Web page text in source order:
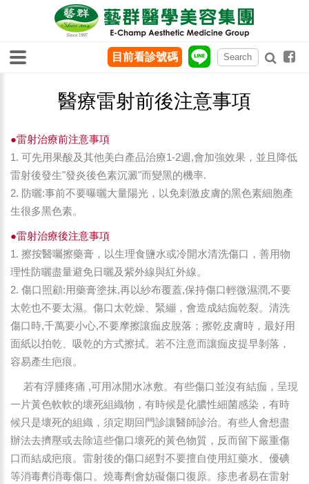
醫療雷射前後注意事項
●雷射治療前注意事項
1. 可先用果酸及其他美白產品治療1-2週,會加強效果，並且降低
雷射後發生"發炎後色素沉澱"而變黑的機率.
2. 防曬:事前不要曝曬大量陽光，以免刺激皮膚的黑色素細胞產
生很多黑色素。
●雷射治療後注意事項
1. 擦按醫囑擦藥膏，以生理食鹽水或冷開水清洗傷口，善用物
理性防曬盡量避免日曬及紫外線與紅外線。
2. 傷口照顧:用藥膏塗抹,再以紗布覆蓋,保持傷口輕微濕潤,不要
太乾也不要太濕。傷口太乾燥、緊繃，會造成結痂乾裂。清洗
傷口時,千萬要小心,不要摩擦讓痂皮脫落；擦乾皮膚時，最好用
面紙以拍乾、吸乾的方式擦拭。若不注意而讓痂皮提早剝落，
容易產生疤痕。
若有浮腫疼痛 ,可用冰開水冰敷。有些傷口並沒有結痂，呈現
一片黃色軟軟的壞死組織物，有時候是化膿性細菌感染，有時
候只是壞死的組織，須定期回門診讓醫師診治。有些人會想盡
辦法去擠壓或去除這些傷口壞死的黃色物質，反而留下嚴重傷
口而結成疤痕。雷射後的傷口絕對不要擅自使用紅藥水、優碘
等消毒劑消毒傷口。燒毒劑會妨礙傷口復原。疹患者易在雷射
目前看診號碼